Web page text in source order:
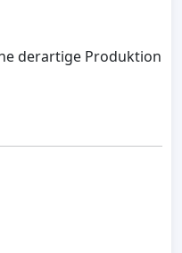
derartige Produktion